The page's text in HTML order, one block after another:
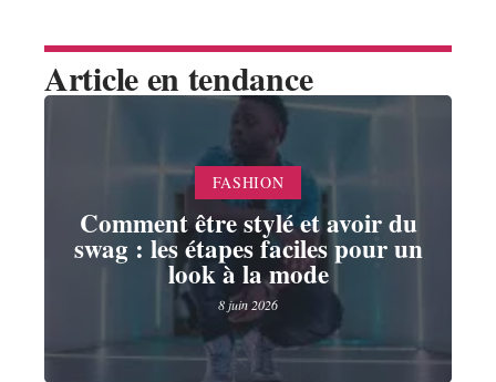
Article en tendance
FASHION
Comment être stylé et avoir du
swag : les étapes faciles pour un
look à la mode
8 juin 2026